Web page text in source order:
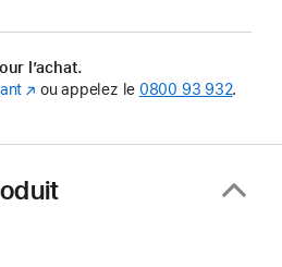
l’achat.
(s’ouvre
ou appelez le 0800 93 932.